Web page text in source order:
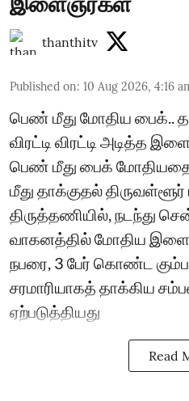
thanthitv
Published on: 10 Aug 2026, 4:16
பெண் மீது மோதிய பைக்..
விரட்டி விரட்டி அடித்த
பெண் மீது பைக்
மீது தாக்குதல்
திருத்தணியில், நடந்து
வாகனத்தில் மோதிய
நபரை, 3 பேர் கொண்ட
சரமாரியாகத் தாக்கிய
ஏற்படுத்தியது
Read